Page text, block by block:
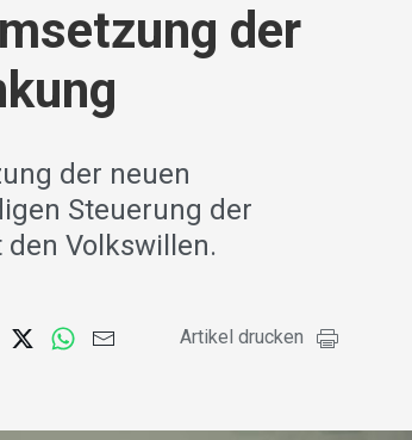
der
der neuen
Steuerung der
Volkswillen.
Artikel drucken